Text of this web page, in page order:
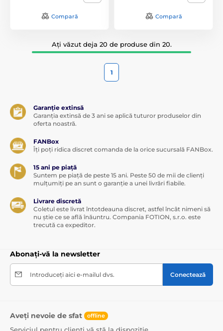
Compară Compară
Ați văzut deja 20 de produse din 20.
1
Garanție extinsă
Garanția extinsă de 3 ani se aplică tuturor produselor din
oferta noastră.
FANBox
Îți poți ridica discret comanda de la orice sucursală FANBox.
15 ani pe piață
Suntem pe piață de peste 15 ani. Peste 50 de mii de clienți
mulțumiți pe an sunt o garanție a unei livrări fiabile.
Livrare discretă
Coletul este livrat întotdeauna discret, astfel încât nimeni să
nu știe ce se află înăuntru. Compania FOTION, s.r.o. este
trecută ca expeditor.
Abonați-vă la newsletter
Introduceți aici e-mailul dvs. Conectează
Aveți nevoie de sfat offline